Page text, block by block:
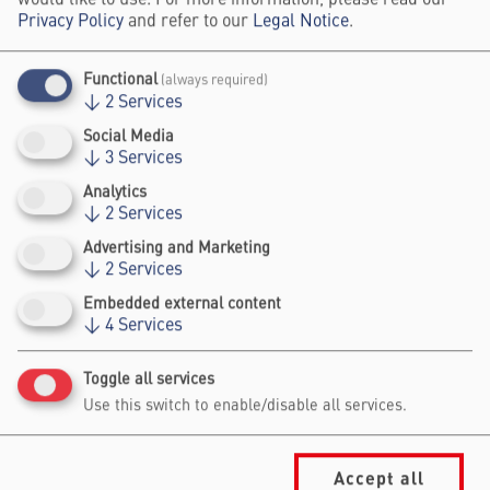
unterhaltsame Weise die physikalischen
Hintergründe von Klimawandel, erneuerbaren
Das Phyusical entstand an der Universität
Bonn im Rahmen des Wissenschaftsjahres
2025 – Zukunftsenergie, einer Initiative des
Bundesministeriums für Forschung,
Technologie und Raumfahrt (BMFTR),
gemeinsam mit Wissenschaft im Dialog (WiD).
Es wird präsentiert von Mitgliedern der
Physikshow der Universität Bonn.
Visitor Information
Privacy Policy and refer to our Legal Notice.
Functional (always required)
↓ 2 Services
Social Media
↓ 3 Services
Analytics
↓ 2 Services
Advertising and Marketing
↓ 2 Services
Embedded external content
↓ 4 Services
Toggle all services
Use this switch to enable/disable all services.
Accept all